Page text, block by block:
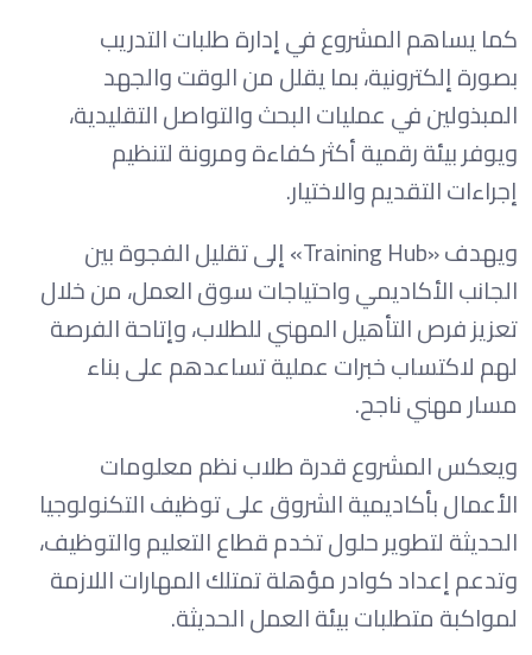
كما يساهم المشروع في إدارة طلبات التدريب
بصورة إلكترونية، بما يقلل من الوقت والجهد
المبذولين في عمليات البحث والتواصل التقليدية،
ويوفر بيئة رقمية أكثر كفاءة ومرونة لتنظيم
إجراءات التقديم والاختيار.
ويهدف «Training Hub» إلى تقليل الفجوة بين
الجانب الأكاديمي واحتياجات سوق العمل، من خلال
تعزيز فرص التأهيل المهني للطلاب، وإتاحة الفرصة
لهم لاكتساب خبرات عملية تساعدهم على بناء
مسار مهني ناجح.
ويعكس المشروع قدرة طلاب نظم معلومات
الأعمال بأكاديمية الشروق على توظيف التكنولوجيا
الحديثة لتطوير حلول تخدم قطاع التعليم والتوظيف،
وتدعم إعداد كوادر مؤهلة تمتلك المهارات اللازمة
لمواكبة متطلبات بيئة العمل الحديثة.